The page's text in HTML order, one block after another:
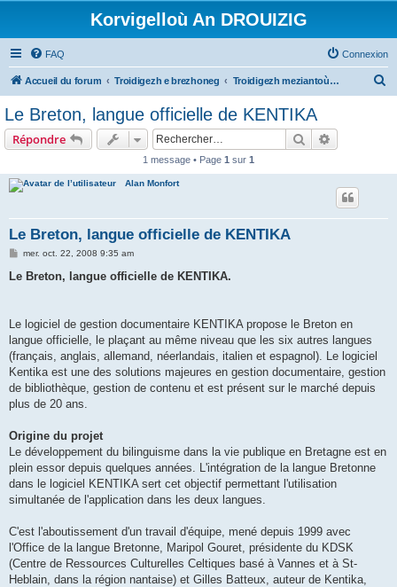
Korvigelloù An DROUIZIG
FAQ Connexion
Accueil du forum Troidigezh e brezhoneg Troidigezh meziantoù all (frank a wirioù evit an darn vrasañ anezho)
Le Breton, langue officielle de KENTIKA
Répondre Rechercher
1 message • Page 1 sur 1
Alan Monfort
Le Breton, langue officielle de KENTIKA
M
s
mer. oct. 22, 2008 9:35 am
Le Breton, langue officielle de KENTIKA.
Le logiciel de gestion documentaire KENTIKA propose le Breton en
langue officielle, le plaçant au même niveau que les six autres langues
(français, anglais, allemand, néerlandais, italien et espagnol). Le logiciel
Kentika est une des solutions majeures en gestion documentaire, gestion
de bibliothèque, gestion de contenu et est présent sur le marché depuis
plus de 20 ans.
Origine du projet
Le développement du bilinguisme dans la vie publique en Bretagne est en
plein essor depuis quelques années. L'intégration de la langue Bretonne
dans le logiciel KENTIKA sert cet objectif permettant l'utilisation
simultanée de l'application dans les deux langues.
C'est l'aboutissement d'un travail d'équipe, mené depuis 1999 avec
l'Office de la langue Bretonne, Maripol Gouret, présidente du KDSK
(Centre de Ressources Culturelles Celtiques basé à Vannes et à St-
Heblain, dans la région nantaise) et Gilles Batteux, auteur de Kentika,